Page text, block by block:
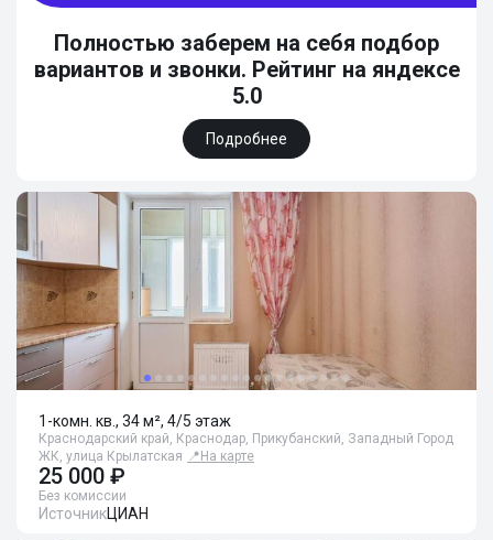
Полностью заберем на себя подбор
вариантов и звонки. Рейтинг на яндексе
5.0
Подробнее
1-комн. кв., 34 м², 4/5 этаж
Краснодарский край, Краснодар, Прикубанский, Западный Город
ЖК, улица Крылатская 📍 На карте
25 000 ₽
Без комиссии
ИсточникЦИАН